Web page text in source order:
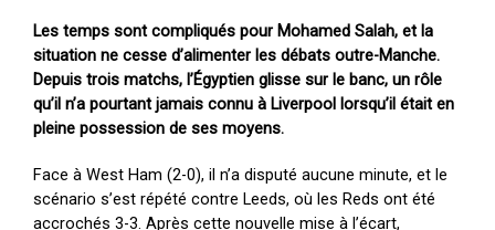
Les temps sont compliqués pour Mohamed Salah, et la
situation ne cesse d’alimenter les débats outre-Manche.
Depuis trois matchs, l’Égyptien glisse sur le banc, un rôle
qu’il n’a pourtant jamais connu à Liverpool lorsqu’il était en
pleine possession de ses moyens.
Face à West Ham (2-0), il n’a disputé aucune minute, et le
scénario s’est répété contre Leeds, où les Reds ont été
accrochés 3-3. Après cette nouvelle mise à l’écart,